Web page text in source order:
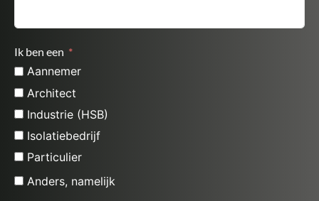
Ik ben een
Aannemer
Architect
Industrie (HSB)
Isolatiebedrijf
Particulier
Anders, namelijk